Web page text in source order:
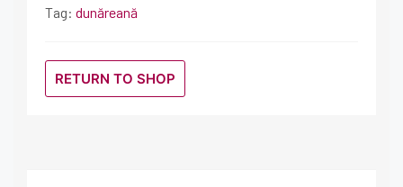
Tag: dunăreană
RETURN TO SHOP